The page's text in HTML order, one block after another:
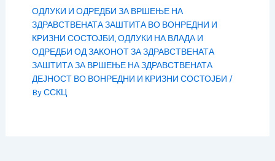
ОДЛУКИ И ОДРЕДБИ ЗА ВРШЕЊЕ НА
ЗДРАВСТВЕНАТА ЗАШТИТА ВО ВОНРЕДНИ И
КРИЗНИ СОСТОЈБИ,ОДЛУКИ НА ВЛАДА И
ОДРЕДБИ ОД ЗАКОНОТ ЗА ЗДРАВСТВЕНАТА
ЗАШТИТА ЗА ВРШЕЊЕ НА ЗДРАВСТВЕНАТА
ДЕЈНОСТ ВО ВОНРЕДНИ И КРИЗНИ СОСТОЈБИ /
ByССКЦ